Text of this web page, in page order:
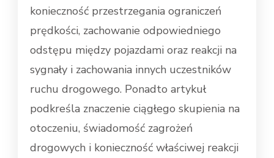
konieczność przestrzegania ograniczeń
prędkości, zachowanie odpowiedniego
odstępu między pojazdami oraz reakcji na
sygnały i zachowania innych uczestników
ruchu drogowego. Ponadto artykuł
podkreśla znaczenie ciągłego skupienia na
otoczeniu, świadomość zagrożeń
drogowych i konieczność właściwej reakcji